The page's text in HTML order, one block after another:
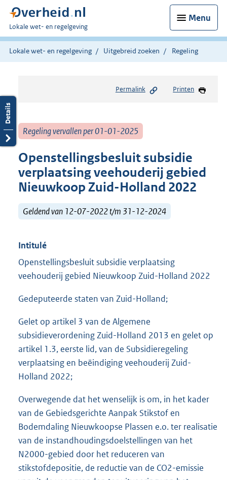
Menu
U
bent
hier:
Lokale wet- en regelgeving
Lokale wet- en regelgeving Uitgebreid zoeken Regeling
Permalink Printen
Regeling vervallen per 01-01-2025
Openstellingsbesluit subsidie
verplaatsing veehouderij gebied
Nieuwkoop Zuid-Holland 2022
Geldend van 12-07-2022 t/m 31-12-2024
Intitulé
Openstellingsbesluit subsidie verplaatsing
veehouderij gebied Nieuwkoop Zuid-Holland 2022
Gedeputeerde staten van Zuid-Holland;
Gelet op artikel 3 van de Algemene
subsidieverordening Zuid-Holland 2013 en gelet op
artikel 1.3, eerste lid, van de Subsidieregeling
verplaatsing en beëindiging veehouderij Zuid-
Holland 2022;
Overwegende dat het wenselijk is om, in het kader
van de Gebiedsgerichte Aanpak Stikstof en
Bodemdaling Nieuwkoopse Plassen e.o. ter realisatie
van de instandhoudingsdoelstellingen van het
N2000-gebied door het reduceren van
stikstofdepositie, de reductie van de CO2-emissie